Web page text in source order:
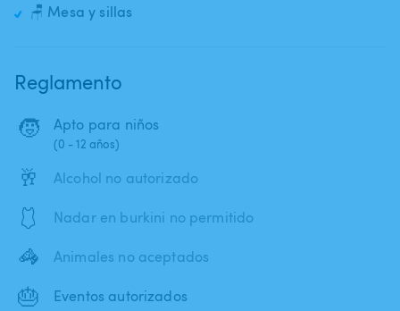
🪑 Mesa y sillas
Reglamento
🧒 Apto para niños
(0 - 12 años)
🥂 Alcohol no autorizado
🩱 Nadar en burkini no permitido
🦓 Animales no aceptados
🎂 Eventos autorizados